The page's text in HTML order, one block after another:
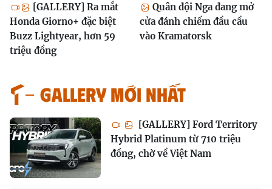
[GALLERY] Ra mắt
Honda Giorno+ đặc biệt
Buzz Lightyear, hơn 59
triệu đồng
Quân đội Nga đang mở
cửa đánh chiếm đầu cầu
vào Kramatorsk
GALLERY MỚI NHẤT
[GALLERY] Ford Territory
Hybrid Platinum từ 710 triệu
đồng, chờ về Việt Nam